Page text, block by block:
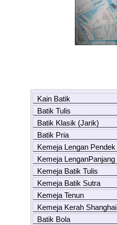
Kain Batik
Batik Tulis
Batik Klasik (Jarik)
Batik Pria
Kemeja Lengan Pendek
Kemeja LenganPanjang
Kemeja Batik Tulis
Kemeja Batik Sutra
Kemeja Tenun
Kemeja Kerah Shanghai
Batik Bola